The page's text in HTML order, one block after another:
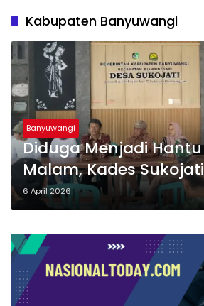
Kabupaten Banyuwangi
Banyuwangi
Diduga Menjadi
Malam, Kades Sukojati
Kecamatan
Banyuwangi Turun
Jabatanya
6 April 2026